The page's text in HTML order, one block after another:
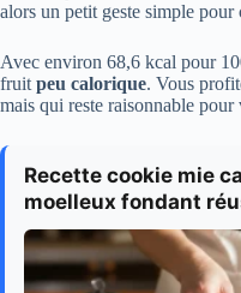
alors un petit geste simple pour
Avec environ 68,6 kcal pour
fruit peu calorique. Vous
mais qui reste raisonnable pour
Recette cookie mie
moelleux fondant